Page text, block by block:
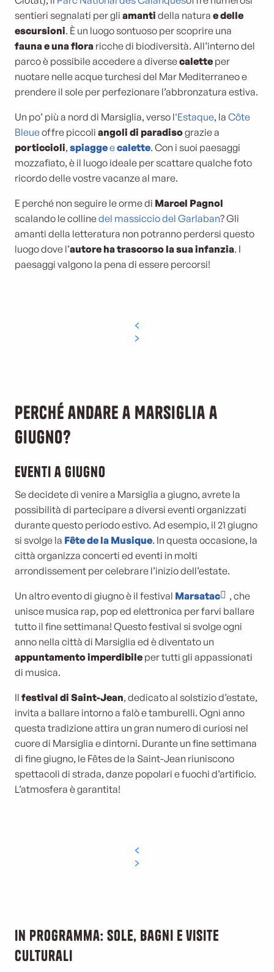
sentieri segnalati per gli amanti della natura e delle
escursioni. È un luogo sontuoso per scoprire una
fauna e una flora ricche di biodiversità. All’interno del
parco è possibile accedere a diversecalette per
nuotare nelle acque turchesi del Mar Mediterraneo e
prendere il sole per perfezionare l’abbronzatura estiva.
Un po’ più a nord di Marsiglia, verso l‘Estaque, la Côte
Bleueoffre piccoli angoli di paradisograzie a
porticcioli, spiaggeecalette. Con i suoi paesaggi
mozzafiato, è il luogo ideale per scattare qualche foto
ricordo delle vostre vacanze al mare.
E perché non seguire le orme di Marcel Pagnol
scalando le collinedel massiccio del Garlaban? Gli
amanti della letteratura non potranno perdersi questo
luogo dove l’autore ha trascorso la sua infanzia. I
paesaggi valgono la pena di essere percorsi!
Perché andare a Marsiglia a
giugno?
Eventi a giugno
Se decidete di venire a Marsiglia a giugno, avrete la
possibilità di partecipare a diversi eventi organizzati
durante questo periodo estivo. Ad esempio, il 21 giugno
si svolge la Fête de la Musique. In questa occasione, la
città organizza concerti ed eventi in molti
arrondissement per celebrare l’inizio dell’estate.
Un altro evento di giugno è il festival Marsatac
, che
unisce musica rap, pop ed elettronica per farvi ballare
tutto il fine settimana! Questo festival si svolge ogni
anno nella città di Marsiglia ed è diventato un
appuntamento imperdibile per tutti gli appassionati
di musica.
Il festival di Saint-Jean, dedicato al solstizio d’estate,
invita a ballare intorno a falò e tamburelli. Ogni anno
questa tradizione attira un gran numero di curiosi nel
cuore di Marsiglia e dintorni. Durante un fine settimana
di fine giugno, le Fêtes de la Saint-Jean riuniscono
spettacoli di strada, danze popolari e fuochi d’artificio.
L’atmosfera è garantita!
In programma: sole, bagni e visite
culturali